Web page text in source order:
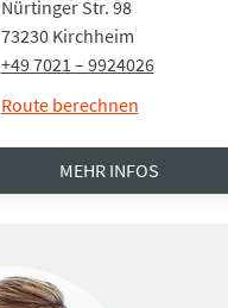
Nürtinger Str. 98
73230 Kirchheim
+49 7021 – 9924026
Route berechnen
MEHR INFOS